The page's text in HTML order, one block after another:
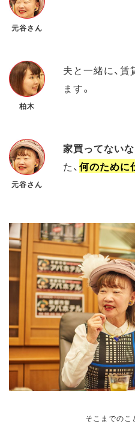
元谷さん
柏木
夫と一緒に、
ます。
元谷さん
家買ってない
た、何のために
そこまでのこ